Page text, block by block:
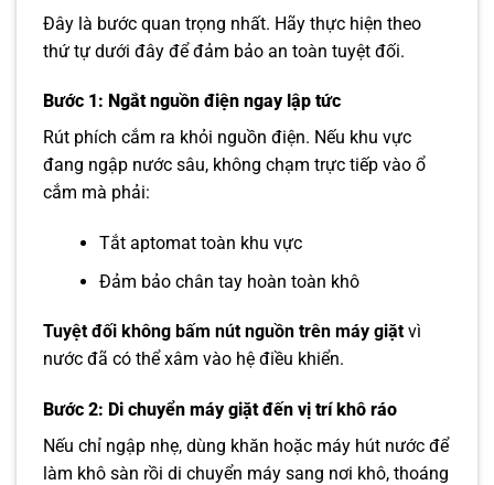
Đây là bước quan trọng nhất. Hãy thực hiện theo
thứ tự dưới đây để đảm bảo an toàn tuyệt đối.
Bước 1: Ngắt nguồn điện ngay lập tức
Rút phích cắm ra khỏi nguồn điện. Nếu khu vực
đang ngập nước sâu, không chạm trực tiếp vào ổ
cắm mà phải:
Tắt aptomat toàn khu vực
Đảm bảo chân tay hoàn toàn khô
Tuyệt đối không bấm nút nguồn trên máy giặt vì
nước đã có thể xâm vào hệ điều khiển.
Bước 2: Di chuyển máy giặt đến vị trí khô ráo
Nếu chỉ ngập nhẹ, dùng khăn hoặc máy hút nước để
làm khô sàn rồi di chuyển máy sang nơi khô, thoáng